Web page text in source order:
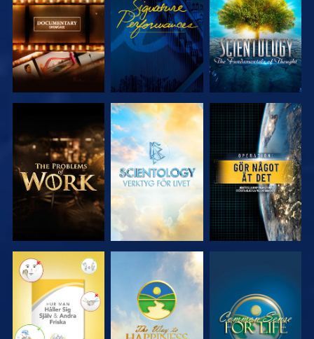
SERIEN
SERIEN
UTFORSKA
SERIEN
UTFORSKA
SERIEN
TITTA
TITTA TITTA TITTA